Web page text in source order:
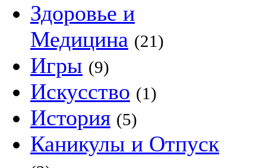
Здоровье и
Медицина (21)
Игры (9)
Искусство (1)
История (5)
Каникулы и Отпуск